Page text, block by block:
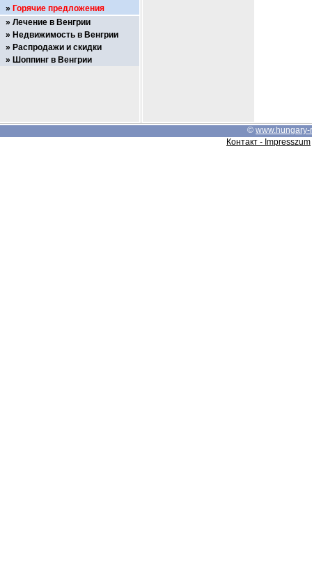
Горячие предложения
Лечение в Венгрии
Недвижимость в Венгрии
Распродажи и скидки
Шоппинг в Венгрии
© www.hungary-
Контакт - Impresszum